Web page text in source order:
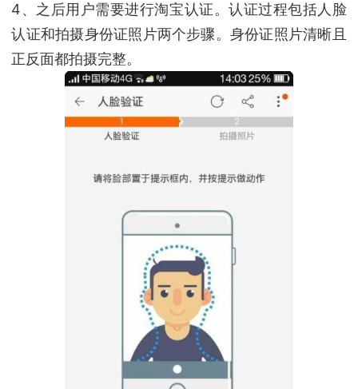
4、之后用户需要进行淘宝认证。认证过程包括人脸
认证和拍摄身份证照片两个步骤。身份证照片清晰且
正反面都拍摄完整。